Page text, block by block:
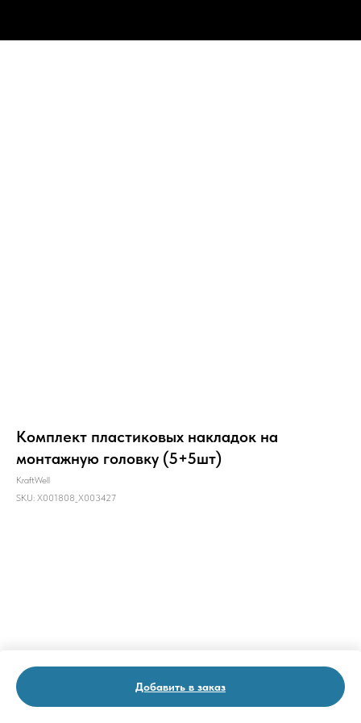
Комплект пластиковых накладок на
монтажную головку (5+5шт)
KraftWell
SKU: X001808_X003427
Добавить в заказ